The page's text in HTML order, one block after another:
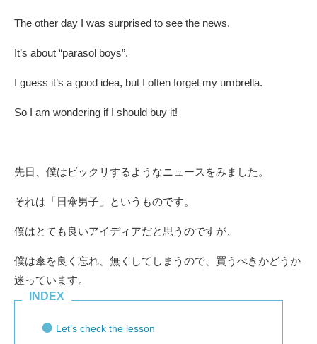
The other day I was surprised to see the news.
It’s about “parasol boys”.
I guess it’s a good idea, but I often forget my umbrella.
So I am wondering if I should buy it!
先日、僕はビックリするようなニュースをみました。
それは「日傘男子」というものです。
僕はとても良いアイディアだと思うのですが、
僕は傘を良く忘れ、無くしてしまうので、買うべきかどうか
迷っています。
INDEX
Let’s check the lesson